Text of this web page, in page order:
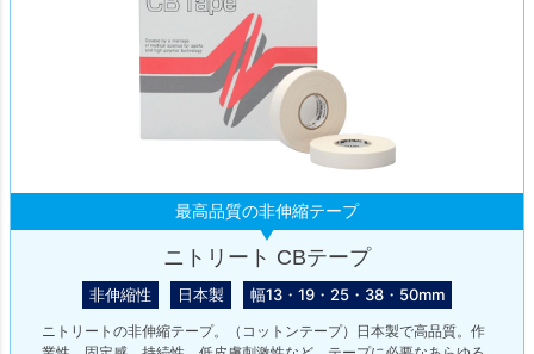
最高品質の非伸縮テープ
ニトリート CBテープ
非伸縮性 日本製 幅13・19・25・38・50mm
ニトリートの非伸縮テープ。（コットンテープ）日本製で高品質。作